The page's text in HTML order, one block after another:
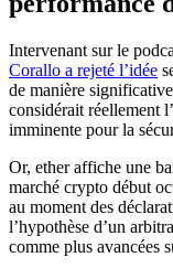
Intervenant sur le
Corallo a rejeté l’idée
de manière
considérait réellement
imminente pour la
Or, ether affiche une
marché crypto début
au moment des
l’hypothèse d’un
comme plus avancées